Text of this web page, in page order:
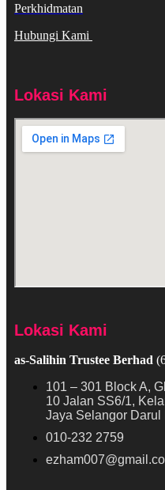
Perkhidmatan
Hubungi Kami
Lokasi Kami
Lokasi Kami
as-Salihin Trustee Berhad
101 – 301 Block A,
10 Jalan SS6/1,
Jaya Selangor Darul
010-232 2759